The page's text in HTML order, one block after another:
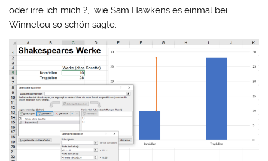
oder irre ich mich ?, wie Sam Hawkens es einmal bei
Winnetou so schön sagte.